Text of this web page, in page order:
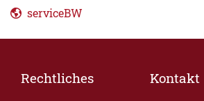
serviceBW
Rechtliches Kontakt